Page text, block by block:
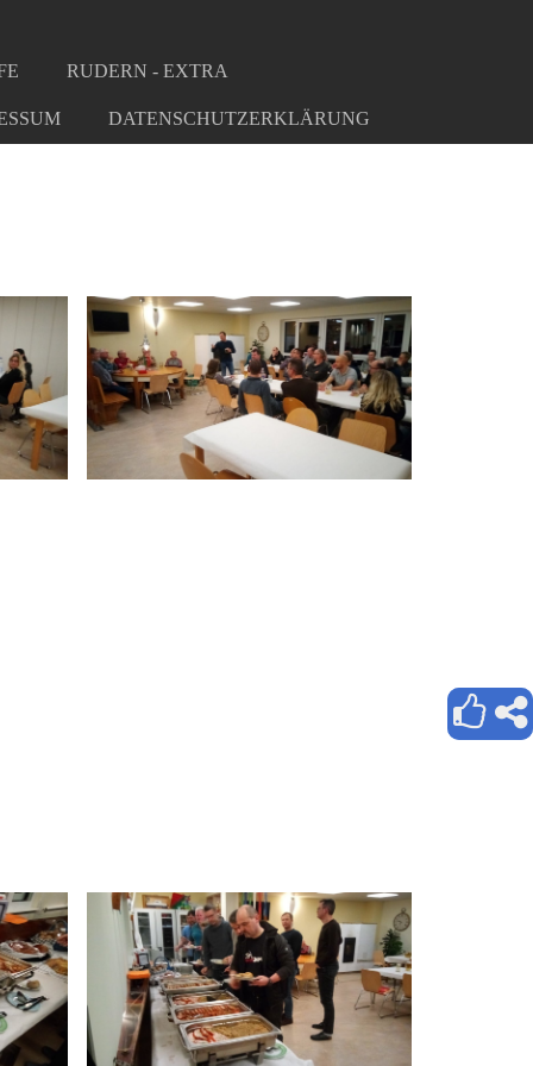
RUDERN - EXTRA
DATENSCHUTZERKLÄRUNG